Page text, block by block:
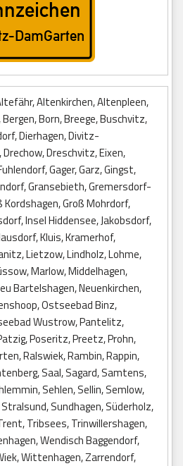
Altenkirchen, Altenpleen,
Born, Breege, Buschvitz,
Dierhagen, Divitz-
Dreschvitz, Eixen,
Gager, Garz, Gingst,
Gransebieth, Gremersdorf-
Kordshagen, Groß Mohrdorf,
Insel Hiddensee, Jakobsdorf,
Kluis, Kramerhof,
Lietzow, Lindholz, Lohme,
Marlow, Middelhagen,
Bartelshagen, Neuenkirchen,
Ostseebad Binz,
Wustrow, Pantelitz,
Poseritz, Preetz, Prohn,
Ralswiek, Rambin, Rappin,
Saal, Sagard, Samtens,
Sehlen, Sellin, Semlow,
Sundhagen, Süderholz,
Tribsees, Trinwillershagen,
Wendisch Baggendorf,
Wittenhagen, Zarrendorf,